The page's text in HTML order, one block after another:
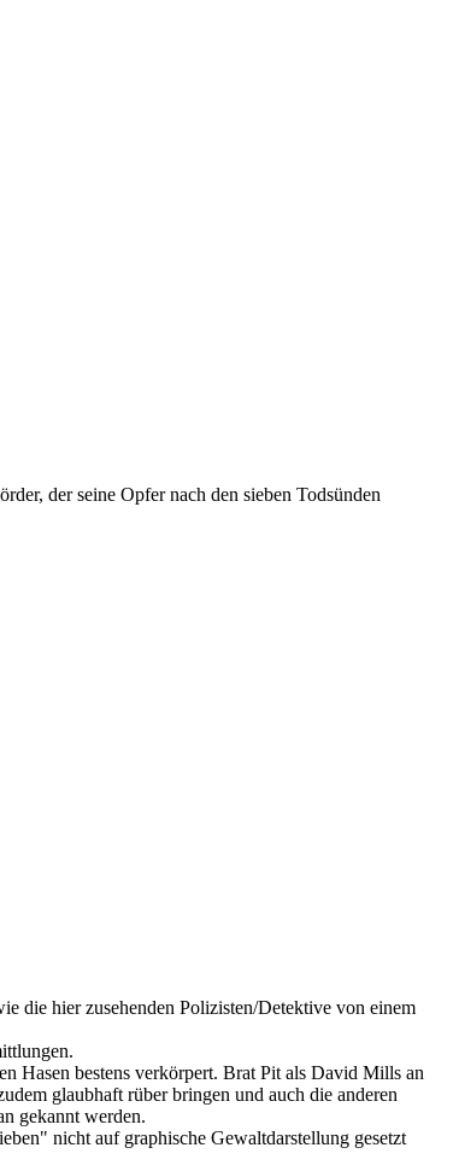
der seine Opfer nach den sieben Todsünden
die hier zusehenden Polizisten/Detektive von einem
Hasen bestens verkörpert. Brat Pit als David Mills an
glaubhaft rüber bringen und auch die anderen
gekannt werden.
nicht auf graphische Gewaltdarstellung gesetzt